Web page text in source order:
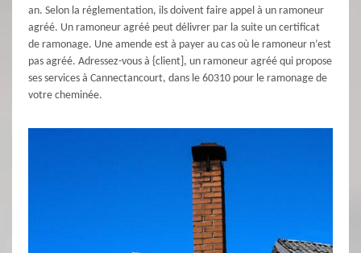
an. Selon la réglementation, ils doivent faire appel à un ramoneur
agréé. Un ramoneur agréé peut délivrer par la suite un certificat
de ramonage. Une amende est à payer au cas où le ramoneur n’est
pas agréé. Adressez-vous à {client], un ramoneur agréé qui propose
ses services à Cannectancourt, dans le 60310 pour le ramonage de
votre cheminée.